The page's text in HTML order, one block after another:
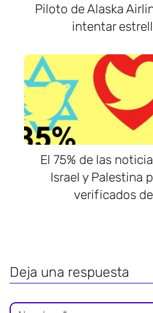
Piloto de Alaska
intentar
El 75% de las
Israel y Palestina
verificados
Deja una respuesta